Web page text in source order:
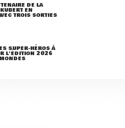
DE LA
EN
TROIS SORTIES
SUPER-HÉROS À
L'ÉDITION 2026